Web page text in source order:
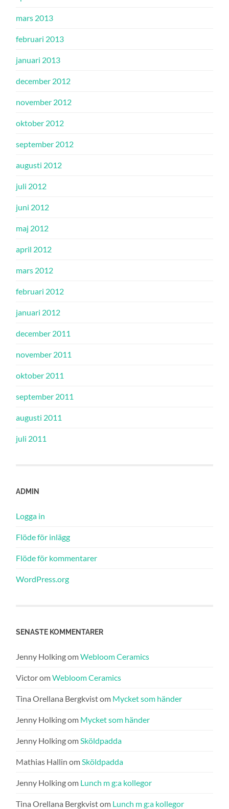
mars 2013
februari 2013
januari 2013
december 2012
november 2012
oktober 2012
september 2012
augusti 2012
juli 2012
juni 2012
maj 2012
april 2012
mars 2012
februari 2012
januari 2012
december 2011
november 2011
oktober 2011
september 2011
augusti 2011
juli 2011
ADMIN
Logga in
Flöde för inlägg
Flöde för kommentarer
WordPress.org
SENASTE KOMMENTARER
Jenny HolkingomWebloom Ceramics
VictoromWebloom Ceramics
Tina Orellana Bergkvistom Mycket som händer
Jenny Holkingom Mycket som händer
Jenny Holkingom Sköldpadda
Mathias Hallin om Sköldpadda
Jenny Holkingom Lunch m g:a kollegor
Tina Orellana Bergkvistom Lunch m g:a kollegor